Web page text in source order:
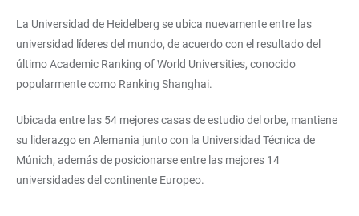
La Universidad de Heidelberg se ubica nuevamente entre las
universidad líderes del mundo, de acuerdo con el resultado del
último Academic Ranking of World Universities, conocido
popularmente como Ranking Shanghai.
Ubicada entre las 54 mejores casas de estudio del orbe, mantiene
su liderazgo en Alemania junto con la Universidad Técnica de
Múnich, además de posicionarse entre las mejores 14
universidades del continente Europeo.